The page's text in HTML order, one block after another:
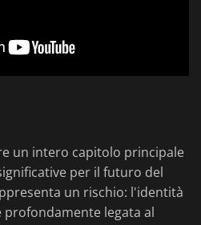
un intero capitolo principale
per il futuro del
un rischio: l'identità
legata al